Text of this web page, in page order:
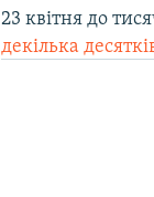
23 квітня до
декілька